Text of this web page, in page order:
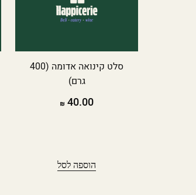
סלט קינואה אדומה (400
גרם)
40.00
הוספה לסל